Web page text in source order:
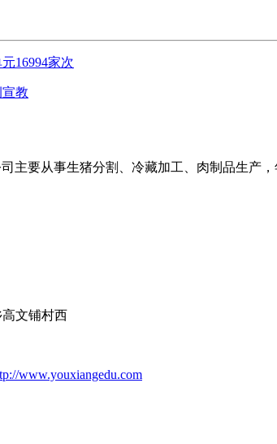
16994家次
教
主要从事生猪分割、冷藏加工、肉制品生产
文铺村西
www.youxiangedu.com